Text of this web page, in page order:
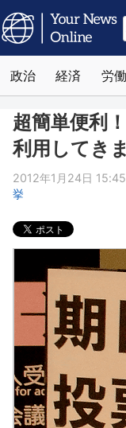
政治 経済 労働
超簡単便利
利用してき
2012年1月24日 15:45
挙